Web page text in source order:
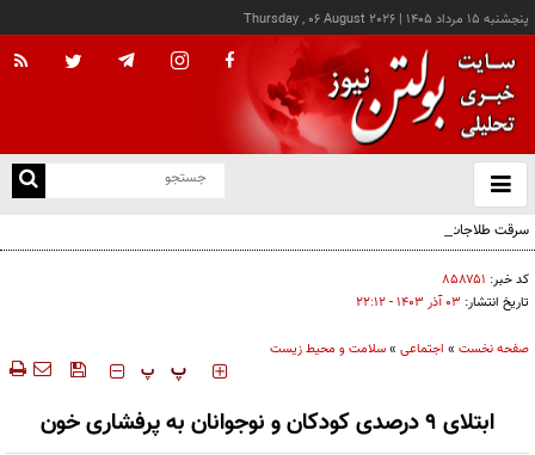
پنجشنبه ۱۵ مرداد ۱۴۰۵ |
Thursday , 06 August 2026
باز
و
سرقت طلاجات بانوان مسن در کرمان با همراهی پسربچه ۱۲ ساله
کد خبر: ۸۵۸۷۵۱
تاریخ انتشار: ۰۳ آذر ۱۴۰۳ - ۲۲:۱۲
صفحه نخست » اجتماعی »سلامت و محیط زیست
‍‍‍ پ پ
ابتلای ۹ درصدی کودکان و نوجوانان به پرفشاری خون